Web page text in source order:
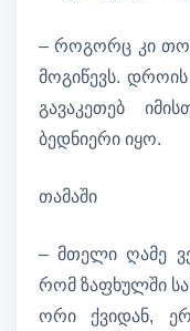
– როგორც კი
მოგიწევს.
გავაკეთებ
ბედნიერი იყო.
თამაში
– მთელი ღამე
რომ ზაფხულში
ორი ქვიდან,